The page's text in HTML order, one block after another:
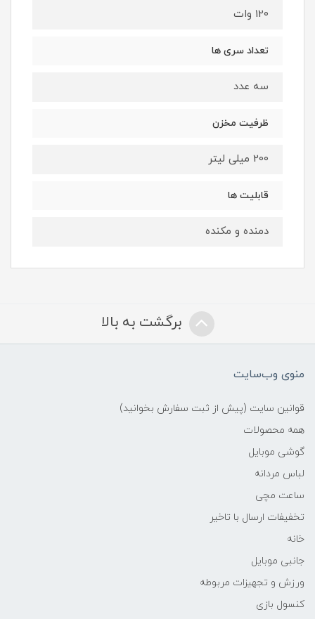
120 وات
تعداد سری ها
سه عدد
ظرفیت مخزن
200 میلی لیتر
قابلیت ها
دمنده و مکنده
برگشت به بالا
منوی وب‌سایت
قوانین سایت (پیش از ثبت سفارش بخوانید)
همه محصولات
گوشی موبایل
لباس مردانه
ساعت مچی
تخفیفات ارسال با تاخیر
خانه
جانبی موبایل
ورزش و تجهیزات مربوطه
کنسول بازی